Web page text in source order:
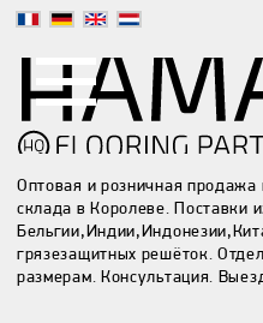
Оптовая и розничная
склада в Королеве. Поставки
грязезащитных решёток.
размерам. Консультация.